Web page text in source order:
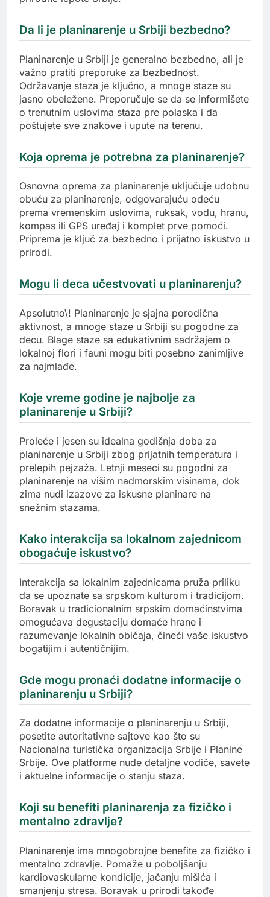
Da li je planinarenje u Srbiji bezbedno?
Planinarenje u Srbiji je generalno bezbedno, ali je
važno pratiti preporuke za bezbednost.
Održavanje staza je ključno, a mnoge staze su
jasno obeležene. Preporučuje se da se informišete
o trenutnim uslovima staza pre polaska i da
poštujete sve znakove i upute na terenu.
Koja oprema je potrebna za planinarenje?
Osnovna oprema za planinarenje uključuje udobnu
obuću za planinarenje, odgovarajuću odeću
prema vremenskim uslovima, ruksak, vodu, hranu,
kompas ili GPS uređaj i komplet prve pomoći.
Priprema je ključ za bezbedno i prijatno iskustvo u
prirodi.
Mogu li deca učestvovati u planinarenju?
Apsolutno\! Planinarenje je sjajna porodična
aktivnost, a mnoge staze u Srbiji su pogodne za
decu. Blage staze sa edukativnim sadržajem o
lokalnoj flori i fauni mogu biti posebno zanimljive
za najmlađe.
Koje vreme godine je najbolje za
planinarenje u Srbiji?
Proleće i jesen su idealna godišnja doba za
planinarenje u Srbiji zbog prijatnih temperatura i
prelepih pejzaža. Letnji meseci su pogodni za
planinarenje na višim nadmorskim visinama, dok
zima nudi izazove za iskusne planinare na
snežnim stazama.
Kako interakcija sa lokalnom zajednicom
obogaćuje iskustvo?
Interakcija sa lokalnim zajednicama pruža priliku
da se upoznate sa srpskom kulturom i tradicijom.
Boravak u tradicionalnim srpskim domaćinstvima
omogućava degustaciju domaće hrane i
razumevanje lokalnih običaja, čineći vaše iskustvo
bogatijim i autentičnijim.
Gde mogu pronaći dodatne informacije o
planinarenju u Srbiji?
Za dodatne informacije o planinarenju u Srbiji,
posetite autoritativne sajtove kao što su
Nacionalna turistička organizacija Srbije i Planine
Srbije. Ove platforme nude detaljne vodiče, savete
i aktuelne informacije o stanju staza.
Koji su benefiti planinarenja za fizičko i
mentalno zdravlje?
Planinarenje ima mnogobrojne benefite za fizičko i
mentalno zdravlje. Pomaže u poboljšanju
kardiovaskularne kondicije, jačanju mišića i
smanjenju stresa. Boravak u prirodi takođe